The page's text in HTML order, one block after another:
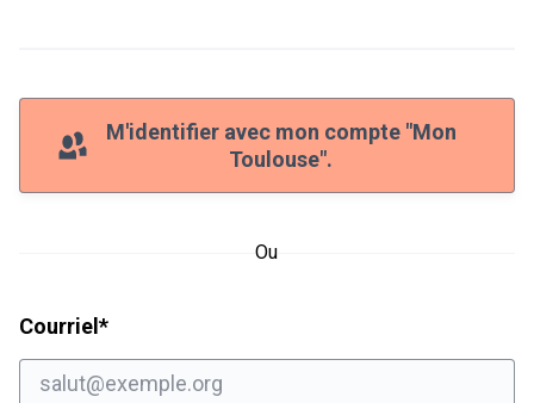
M'identifier avec mon compte "Mon
Toulouse".
Ou
Courriel *Champ obligatoire